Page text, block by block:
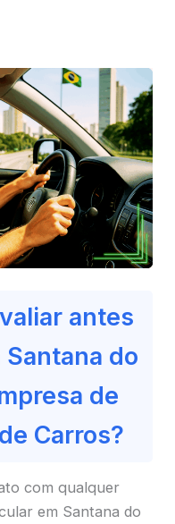
antes
do
de
Carros?
com qualquer
em Santana do